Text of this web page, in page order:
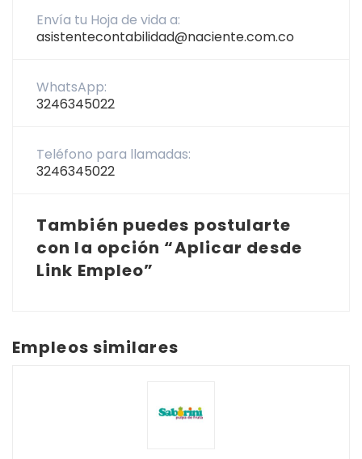
Envía tu Hoja de vida a:
asistentecontabilidad@naciente.com.co
WhatsApp:
3246345022
Teléfono para llamadas:
3246345022
También puedes postularte
con la opción “Aplicar desde
Link Empleo”
Empleos similares